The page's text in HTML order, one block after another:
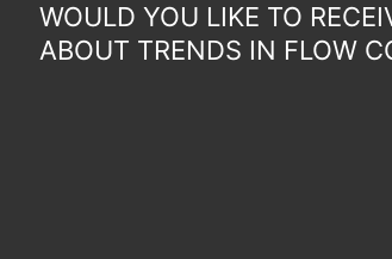
WOULD YOU LIKE TO
ABOUT TRENDS IN FLOW